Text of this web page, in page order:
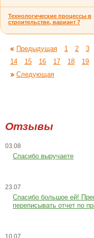
Технологические процессы в
строительстве, вариант 7
Предыдущая 1 2 3
14
15 16 17 18 19
Следующая
Отзывы
03.08
Спасибо выручаете
23.07
Cпасибо большое ей!
переписывать отчет по
10.07